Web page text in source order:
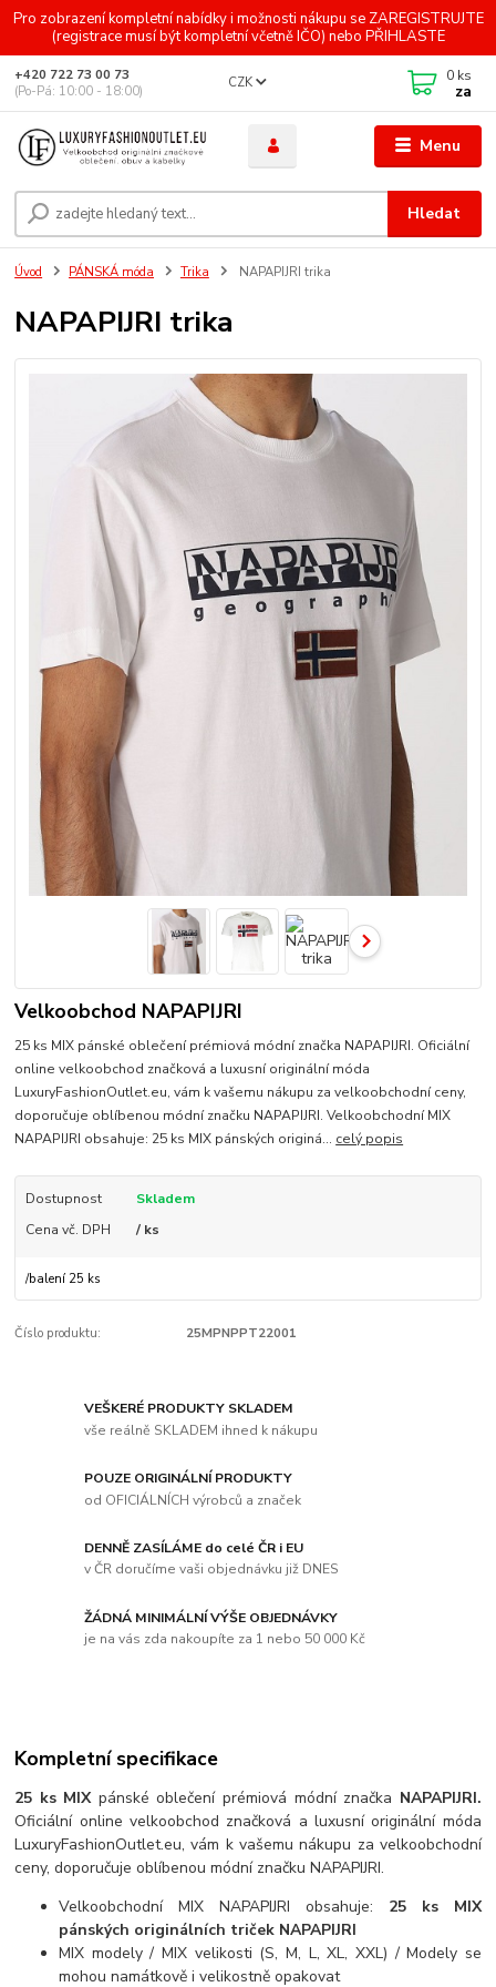
Pro zobrazení kompletní nabídky i možnosti nákupu se ZAREGISTRUJTE
(registrace musí být kompletní včetně IČO) nebo PŘIHLASTE
Menu
CZK
Hledat
+420 722 73 00 73
(Po-Pá: 10:00 - 18:00)
0 ks
za
Úvod PÁNSKÁ móda Trika NAPAPIJRI trika
NAPAPIJRI trika
Velkoobchod NAPAPIJRI
25 ks MIX pánské oblečení prémiová módní značka NAPAPIJRI. Oficiální
online velkoobchod značková a luxusní originální móda
LuxuryFashionOutlet.eu, vám k vašemu nákupu za velkoobchodní ceny,
doporučuje oblíbenou módní značku NAPAPIJRI. Velkoobchodní MIX
NAPAPIJRI obsahuje: 25 ks MIX pánských originá... celý popis
Dostupnost
Skladem
Cena vč. DPH
/ ks
/balení 25 ks
Číslo produktu: 25MPNPPT22001
VEŠKERÉ PRODUKTY SKLADEM
vše reálně SKLADEM ihned k nákupu
POUZE ORIGINÁLNÍ PRODUKTY
od OFICIÁLNÍCH výrobců a značek
DENNĚ ZASÍLÁME do celé ČR i EU
v ČR doručíme vaši objednávku již DNES
ŽÁDNÁ MINIMÁLNÍ VÝŠE OBJEDNÁVKY
je na vás zda nakoupíte za 1 nebo 50 000 Kč
Kompletní specifikace
25 ks MIXpánské oblečení prémiová módní značka NAPAPIJRI.
Oficiální online velkoobchod značková a luxusní originální móda
LuxuryFashionOutlet.eu, vám k vašemu nákupu za velkoobchodní
ceny, doporučuje oblíbenou módní značku NAPAPIJRI.
Velkoobchodní MIX NAPAPIJRI obsahuje: 25 ks MIX
pánských originálních triček NAPAPIJRI
MIX modely / MIX velikosti (S, M, L, XL, XXL) / Modely se
mohou namátkově i velikostně opakovat